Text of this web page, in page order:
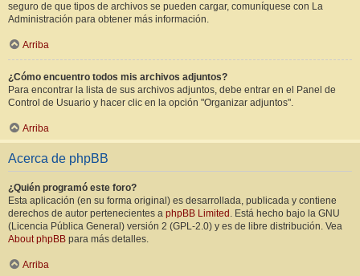
seguro de que tipos de archivos se pueden cargar, comuníquese con La
Administración para obtener más información.
Arriba
¿Cómo encuentro todos mis archivos adjuntos?
Para encontrar la lista de sus archivos adjuntos, debe entrar en el Panel de
Control de Usuario y hacer clic en la opción "Organizar adjuntos".
Arriba
Acerca de phpBB
¿Quién programó este foro?
Esta aplicación (en su forma original) es desarrollada, publicada y contiene
derechos de autor pertenecientes a phpBB Limited . Está hecho bajo la GNU
(Licencia Pública General) versión 2 (GPL-2.0) y es de libre distribución. Vea
About phpBB para más detalles.
Arriba